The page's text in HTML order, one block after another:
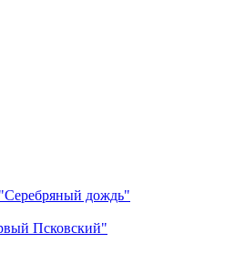
дождь"
Псковский"